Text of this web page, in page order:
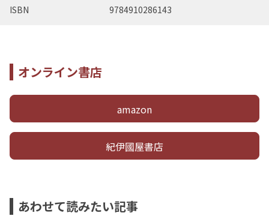
ISBN
9784910286143
オンライン書店
amazon
紀伊國屋書店
あわせて読みたい記事